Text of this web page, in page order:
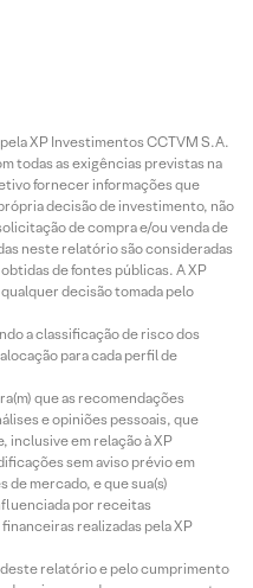
XP Investimentos CCTVM S.A.
todas as exigências previstas na
fornecer informações que
decisão de investimento, não
de compra e/ou venda de
neste relatório são consideradas
de fontes públicas. A XP
decisão tomada pelo
a classificação de risco dos
para cada perfil de
que as recomendações
e opiniões pessoais, que
inclusive em relação à XP
sem aviso prévio em
mercado, e que sua(s)
por receitas
realizadas pela XP
relatório e pelo cumprimento